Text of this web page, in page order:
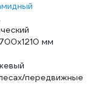
мм
передвижные